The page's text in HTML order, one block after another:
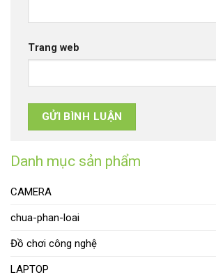
Danh mục sản phẩm
CAMERA
chua-phan-loai
Đồ chơi công nghệ
LAPTOP
Trang web